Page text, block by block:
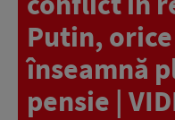
Putin,
înseamnă
pensie |